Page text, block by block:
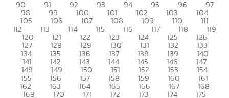
90 91 92 93 94 95 96 97
98 99 100 101 102 103 104
105 106 107 108 109 110 111
112 113 114 115 116 117 118 119
120 121 122 123 124 125 126
127 128 129 130 131 132 133
134 135 136 137 138 139 140
141 142 143 144 145 146 147
148 149 150 151 152 153 154
155 156 157 158 159 160 161
162 163 164 165 166 167 168
169 170 171 172 173 174 175